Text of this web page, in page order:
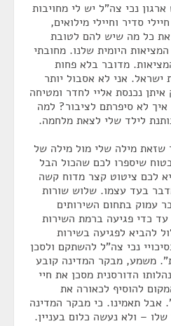
נכי צה"ל יש לי מחויבות
סדיר וחיילי מילואים,
את כל מה שיש להם לטובת
היומית שלנו. מחובתי
מדובר בלא פחות
ישראל. אני לא אסבול יותר
נכנסת אליי לחדר ומטיחה
לא סיפרתם לציבור? למה
לילד שלי לצאת מלחמה.
שזאת מילה שלי מול מילה של
שיספרו לכם שהכול הבל
לכם ציטוט קצר מדוח קשה
בעד עצמו. שלוש שורות
"נוצר משבר עמוק בתחום השירותים
עד כדי פגיעה ברמת השירות
להביא לפגיעה בשירות
נכי צה"ל להשתקם ולסכן
משמע, מבקר המדינה קובע
הדורסנית מסכן את חיי
להוסיף לכאורה את
אבל תאמינו. כי מבקר המדינה
– ולא נעשה כלום בעניין.